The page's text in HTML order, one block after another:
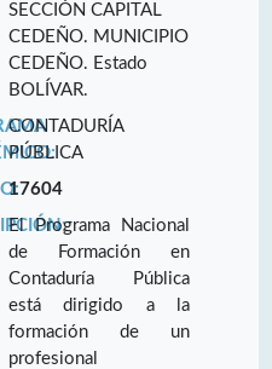
SECCIÓN CAPITAL
CEDEÑO. MUNICIPIO
CEDEÑO. Estado
BOLÍVAR.
CONTADURÍA
PÚBLICA
17604
El Programa Nacional
de Formación en
Contaduría Pública
está dirigido a la
formación de un
profesional